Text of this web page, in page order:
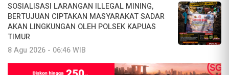
SOSIALISASI LARANGAN ILLEGAL MINING,
BERTUJUAN CIPTAKAN MASYARAKAT SADAR
AKAN LINGKUNGAN OLEH POLSEK KAPUAS
TIMUR
8 Agu 2026 - 06:46 WIB